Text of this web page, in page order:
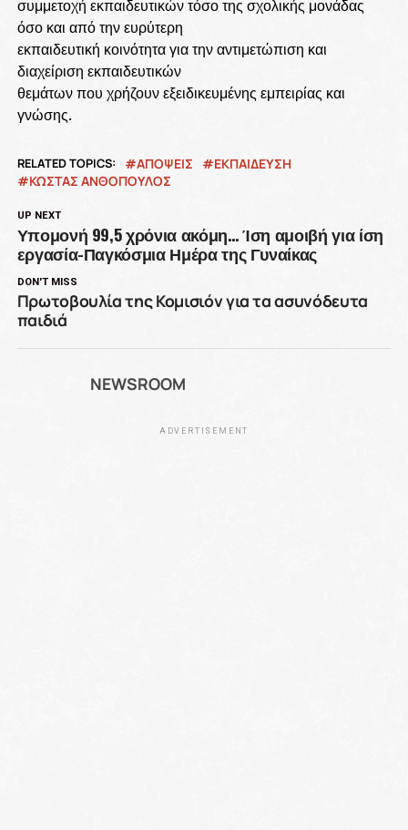
συμμετοχή εκπαιδευτικών τόσο της σχολικής μονάδας
όσο και από την ευρύτερη
εκπαιδευτική κοινότητα για την αντιμετώπιση και
διαχείριση εκπαιδευτικών
θεμάτων που χρήζουν εξειδικευμένης εμπειρίας και
γνώσης.
RELATED TOPICS: ΑΠΟΨΕΙΣ
ΕΚΠΑΙΔΕΥΣΗ
ΚΩΣΤΑΣ ΑΝΘΟΠΟΥΛΟΣ
UP NEXT
Υπομονή 99,5 χρόνια ακόμη… Ίση αμοιβή για ίση
εργασία-Παγκόσμια Ημέρα της Γυναίκας
DON'T MISS
Πρωτοβουλία της Κομισιόν για τα ασυνόδευτα
παιδιά
NEWSROOM
ADVERTISEMENT